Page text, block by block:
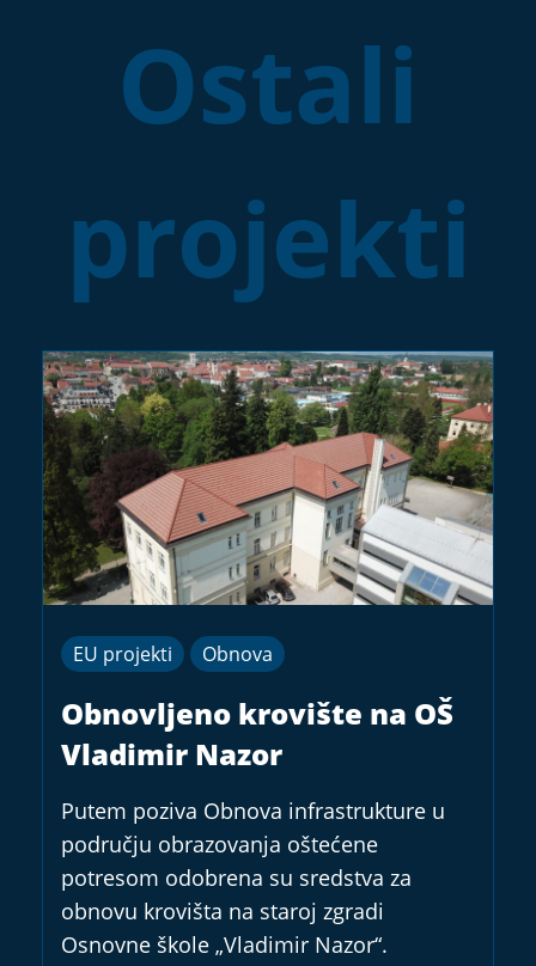
Ostali
projekti
EU projekti Obnova
Obnovljeno krovište na OŠ
Vladimir Nazor
Putem poziva Obnova infrastrukture u
području obrazovanja oštećene
potresom odobrena su sredstva za
obnovu krovišta na staroj zgradi
Osnovne škole „Vladimir Nazor“.